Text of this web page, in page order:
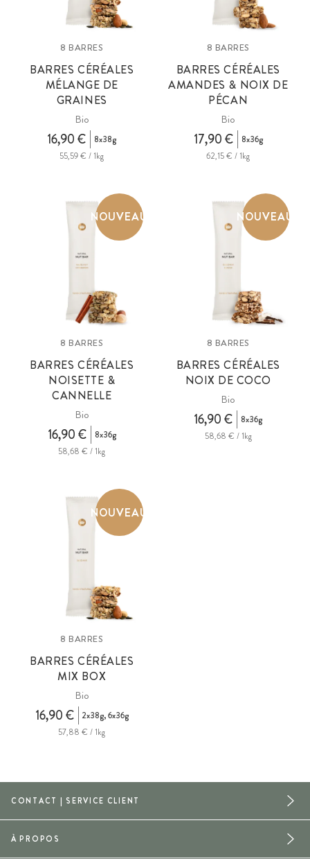
8 BARRES
BARRES CÉRÉALES
MÉLANGE DE
GRAINES
Bio
16,90 €
8x38g
55,59 € / 1kg
8 BARRES
BARRES CÉRÉALES
AMANDES & NOIX DE
PÉCAN
Bio
17,90 €
8x36g
62,15 € / 1kg
NOUVEAU
8 BARRES
BARRES CÉRÉALES
NOISETTE &
CANNELLE
Bio
16,90 €
8x36g
58,68 € / 1kg
NOUVEAU
8 BARRES
BARRES CÉRÉALES
NOIX DE COCO
Bio
16,90 €
8x36g
58,68 € / 1kg
NOUVEAU
8 BARRES
BARRES CÉRÉALES
MIX BOX
Bio
16,90 €
2x38g, 6x36g
57,88 € / 1kg
CONTACT | SERVICE CLIENT
À PROPOS